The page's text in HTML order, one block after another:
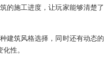
的施工进度，让玩家能够清楚了
建筑风格选择，同时还有动态的
性。